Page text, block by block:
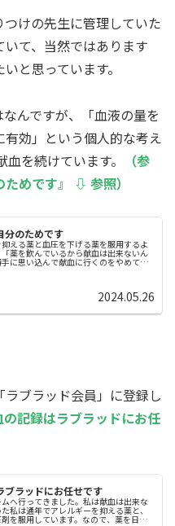
けの先生に管理していた
て、当然ではあります
と思っています。
んですが、「血液の量を
効」という個人的な考え
を続けています。
（参
めです』 ⇩ 参照）
分のためです
える薬と血圧を下げる薬を服用するよ
薬を飲んでいるから献血は出来ないん
に思い込んで献血に行くのをやめてし
2024.05.26
ブラッド会員」に登録し
の記録はラブラッドにお任
ブラッドにお任せです
へ行ってきました。私は献血は出来な
私は通年でアレルギーを抑える薬と、
を服用しています。なので、薬を日常